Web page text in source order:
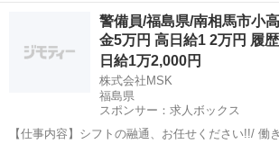
郡山市 その他
警備員/福島県/南相馬市小
金5万円 高日給1 2万円 履
日給1万2,000円
株式会社MSK
福島県
スポンサー：求人ボックス
【仕事内容】シフトの融通、お任せください!!/ 働